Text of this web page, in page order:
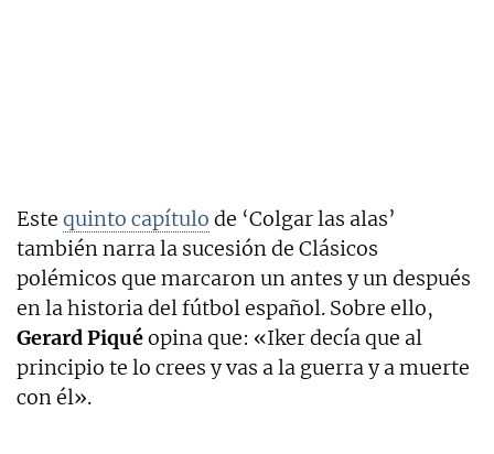
Este quinto capítulo de ‘Colgar las alas’
también narra la sucesión de Clásicos
polémicos que marcaron un antes y un después
en la historia del fútbol español. Sobre ello,
Gerard Piquéopina que: «Iker decía que al
principio te lo crees y vas a la guerra y a muerte
con él».